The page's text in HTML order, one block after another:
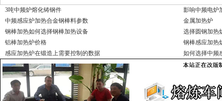
3吨中频炉熔化铸钢件
影响中频电炉
中频感应炉加热合金钢棒料参数
金属加热炉
钢棒加热如何选择钢棒加热设备
选择圆钢加热
铝棒加热炉价格
钢棒感应加热
感应加热炉在锻造上需要控制的数据
如何选择中频